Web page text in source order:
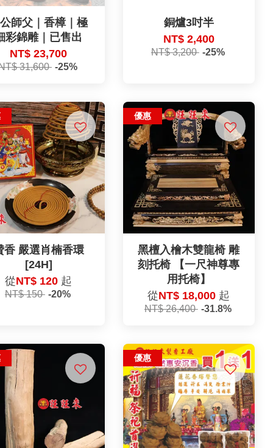
師父｜香樟｜極
彩錦雕｜已售出
NT$ 23,700
31,600 -25%
銅爐3吋半
NT$ 2,400
NT$ 3,200 -25%
香 嚴選肖楠香環
[24H]
從NT$ 120 起
NT$ 150 -20%
優惠
黑檀入檜木雙龍椅 雕
刻托椅 【一尺神尊專
用托椅】
從NT$ 18,000 起
NT$ 26,400 -31.8%
優惠